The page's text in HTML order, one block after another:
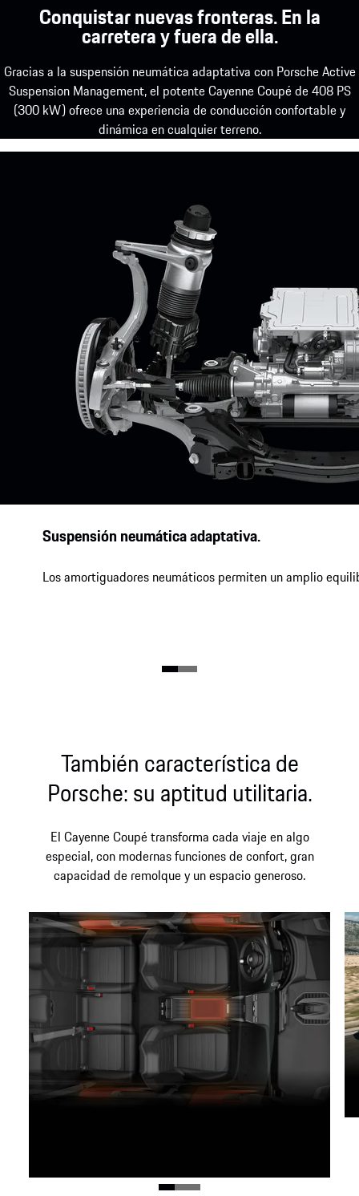
Conquistar nuevas fronteras. En la
carretera y fuera de ella.
Gracias a la suspensión neumática adaptativa con Porsche Active
Suspension Management, el potente Cayenne Coupé de 408 PS
(300 kW) ofrece una experiencia de conducción confortable y
dinámica en cualquier terreno.
Suspensión neumática adaptativa.
Los amortiguadores neumáticos permiten un amplio
También característica de
Porsche: su aptitud utilitaria.
El Cayenne Coupé transforma cada viaje en algo
especial, con modernas funciones de confort, gran
capacidad de remolque y un espacio generoso.